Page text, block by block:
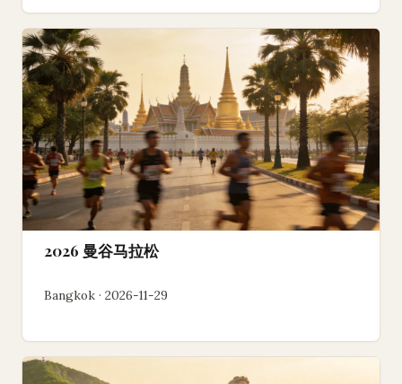
2026 曼谷马拉松
Bangkok · 2026-11-29